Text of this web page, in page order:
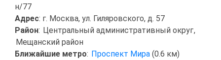
н/77
Адрес: г. Москва, ул. Гиляровского, д. 57
Район: Центральный административный округ,
Мещанский район
Ближайшие метро: Проспект Мира (0.6 км)